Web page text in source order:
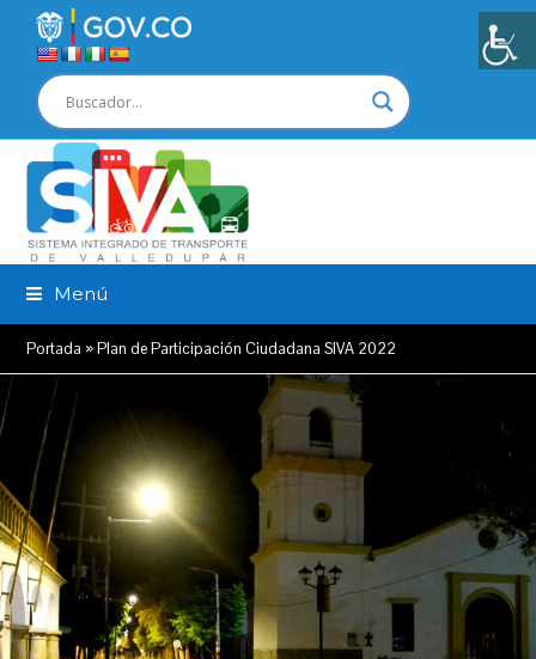
Menú
Portada »Plan de Participación Ciudadana SIVA 2022